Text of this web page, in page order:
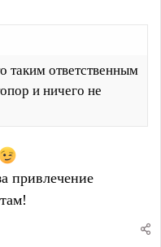
таким ответственным
и ничего не
привлечение